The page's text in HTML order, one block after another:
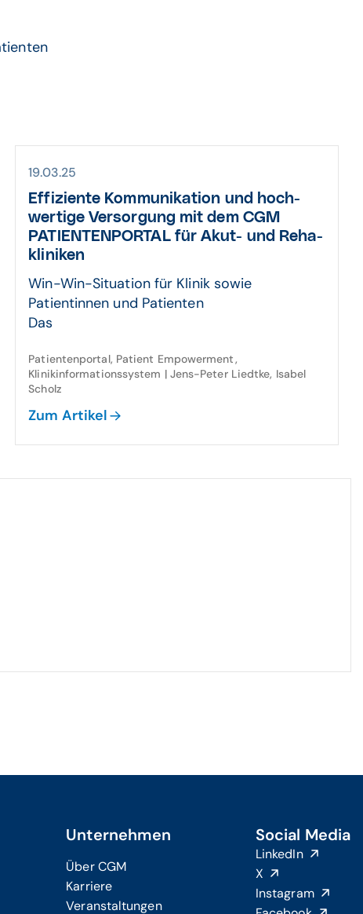
19.03.25
Effiziente Kommu­nikation und hoch­
wertige Versor­gung mit dem CGM
PATIENTEN­PORTAL für Akut- und Reha­
kliniken
Win-Win-Situation für Klinik sowie
Patientinnen und Patienten
Das
Patientenportal, Patient Empowerment,
Klinikinformationssystem | Jens-Peter Liedtke, Isabel
Scholz
Zum Artikel
Unternehmen
Über CGM
Karriere
Veranstaltungen
Social Media
LinkedIn
X
Instagram